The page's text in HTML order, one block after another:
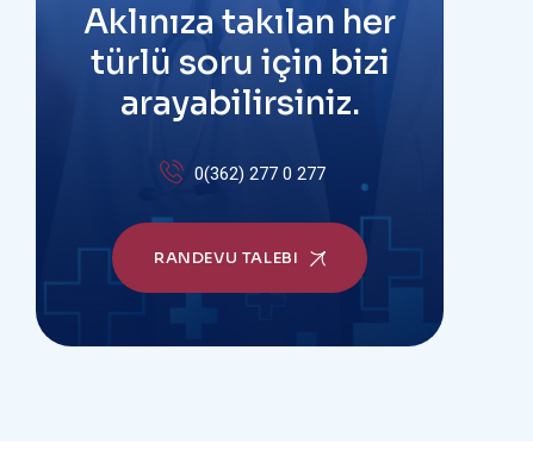
Aklınıza takılan her
türlü soru için bizi
arayabilirsiniz.
0(362) 277 0 277
RANDEVU TALEBI